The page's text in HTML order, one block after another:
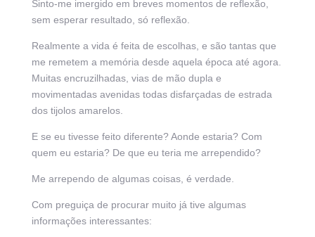
Sinto-me imergido em breves momentos de reflexão,
sem esperar resultado, só reflexão.
Realmente a vida é feita de escolhas, e são tantas que
me remetem a memória desde aquela época até agora.
Muitas encruzilhadas, vias de mão dupla e
movimentadas avenidas todas disfarçadas de estrada
dos tijolos amarelos.
E se eu tivesse feito diferente? Aonde estaria? Com
quem eu estaria? De que eu teria me arrependido?
Me arrependo de algumas coisas, é verdade.
Com preguiça de procurar muito já tive algumas
informações interessantes: